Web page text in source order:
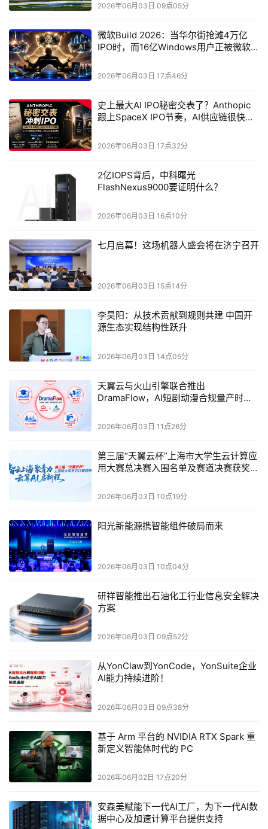
——与尺寸相近的8核第二代Versal Prime系列器件相比，
可扩展，满足嵌入式系统不断演进的需求
AMD在设计第二代Versal Prime
了可扩展性。通用的处理系统架构结合更广泛的器件密度和
封装尺寸选择，使客户能够在每款产品中取得性能、功耗和
尺寸的恰当平衡，同时最大限度实现软件与
AMD还提供采用通用封装的 Versal2VM3654
2VM3104器件，使板级设计人员能够构建支持
上述四款中任意器件的单一硬件平台。这种迁移路径为客户
提供了灵活性，无需更新其
优器件。凭借这些能力，第二代Versal Prime
提高工程效率并缩短产品上市进程，尤其是在系统需求不断
演进的情况下。
第二代Versal Prime 系列2VM3654和2VM3454自适应SoC
将于今年晚些时候启动样片，
2VM3104器件的客户，这些器件可谓理
想切入点。
本文来源于DOIT传媒，文章内容仅供参考，不构成投资建议。
2026年06月03日 09点05分
微软Build 2026：当华尔街抢滩4万亿
IPO时，而16亿Windows用户正被微软
2026年06月03日 17点46分
史上最大AI IPO秘密交表了？Anthopic
跟上SpaceX IPO节奏，AI供应链很快又
2026年06月03日 17点32分
2亿IOPS背后，中科曙光
FlashNexus9000要证明什么？
2026年06月03日 16点10分
七月启幕！这场机器人盛会将在济宁召开
2026年06月03日 15点14分
李昊阳：从技术贡献到规则共建 中国开
源生态实现结构性跃升
2026年06月03日 14点05分
天翼云与火山引擎联合推出
DramaFlow，AI短剧动漫合规量产时代
2026年06月03日 11点26分
第三届“天翼云杯”上海市大学生云计算应
用大赛总决赛入围名单及赛道决赛获奖名
2026年06月03日 10点19分
阳光新能源携智能组件破局而来
2026年06月03日 10点04分
研祥智能推出石油化工行业信息安全解决
方案
2026年06月03日 09点52分
从YonClaw到YonCode，YonSuite企业
AI能力持续进阶！
2026年06月03日 09点38分
基于 Arm 平台的 NVIDIA RTX Spark 重
新定义智能体时代的 PC
2026年06月02日 17点20分
安森美赋能下一代AI工厂，为下一代AI数
据中心及加速计算平台提供支持